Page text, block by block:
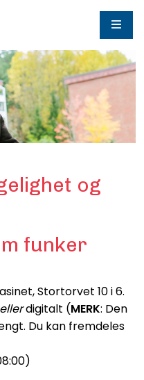
og
funker
Stortorvet 10 i 6.
ellerdigitalt (MERK: Den
Du kan fremdeles